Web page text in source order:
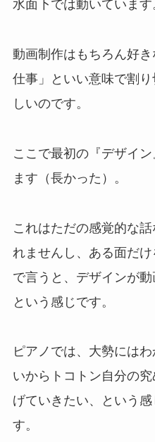
水面下では動いています
動画制作はもちろん好
仕事」といい意味で割
しいのです。
ここで最初の『デザイ
ます（長かった）。
これはただの感覚的な
れませんし、ある面だ
で言うと、デザインが動
という感じです。
ピアノでは、大勢には
いからトコトン自分の
げていきたい、という
す。